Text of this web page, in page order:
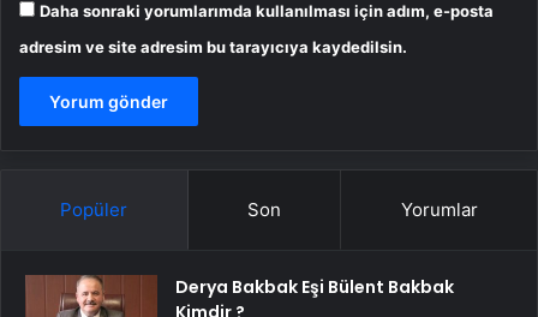
Daha sonraki yorumlarımda kullanılması için adım, e-posta
adresim ve site adresim bu tarayıcıya kaydedilsin.
Popüler Son Yorumlar
Derya Bakbak Eşi Bülent Bakbak